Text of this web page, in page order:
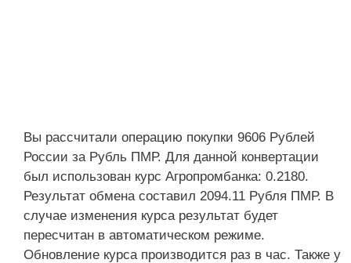
Вы рассчитали операцию покупки 9606 Рублей
России за Рубль ПМР. Для данной конвертации
был использован курс Агропромбанка: 0.2180.
Результат обмена составил 2094.11 Рубля ПМР. В
случае изменения курса результат будет
пересчитан в автоматическом режиме.
Обновление курса производится раз в час. Также у